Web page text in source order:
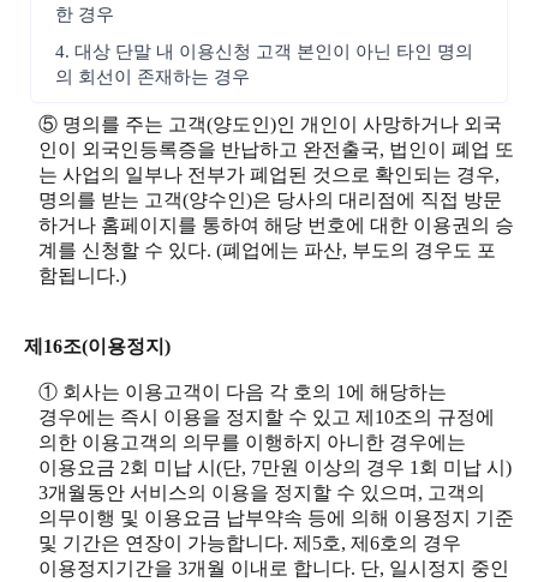
한 경우
4. 대상 단말 내 이용신청 고객 본인이 아닌 타인 명의
의 회선이 존재하는 경우
⑤ 명의를 주는 고객(양도인)인 개인이 사망하거나 외국
인이 외국인등록증을 반납하고 완전출국, 법인이 폐업 또
는 사업의 일부나 전부가 폐업된 것으로 확인되는 경우,
명의를 받는 고객(양수인)은 당사의 대리점에 직접 방문
하거나 홈페이지를 통하여 해당 번호에 대한 이용권의 승
계를 신청할 수 있다. (폐업에는 파산, 부도의 경우도 포
함됩니다.)
제16조(이용정지)
① 회사는 이용고객이 다음 각 호의 1에 해당하는
경우에는 즉시 이용을 정지할 수 있고 제10조의 규정에
의한 이용고객의 의무를 이행하지 아니한 경우에는
이용요금 2회 미납 시(단, 7만원 이상의 경우 1회 미납 시)
3개월동안 서비스의 이용을 정지할 수 있으며, 고객의
의무이행 및 이용요금 납부약속 등에 의해 이용정지 기준
및 기간은 연장이 가능합니다. 제5호, 제6호의 경우
이용정지기간을 3개월 이내로 합니다. 단, 일시정지 중인